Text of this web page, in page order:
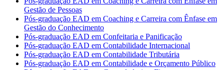
Gestão de Pessoas
Pós-graduação EAD em Coaching e Carreira com Ênfase em
Gestão do Conhecimento
Pós-graduação EAD em Confeitaria e Panificação
Pós-graduação EAD em Contabilidade Internacional
Pós-graduação EAD em Contabilidade Tributária
Pós-graduação EAD em Contabilidade e Orçamento Público